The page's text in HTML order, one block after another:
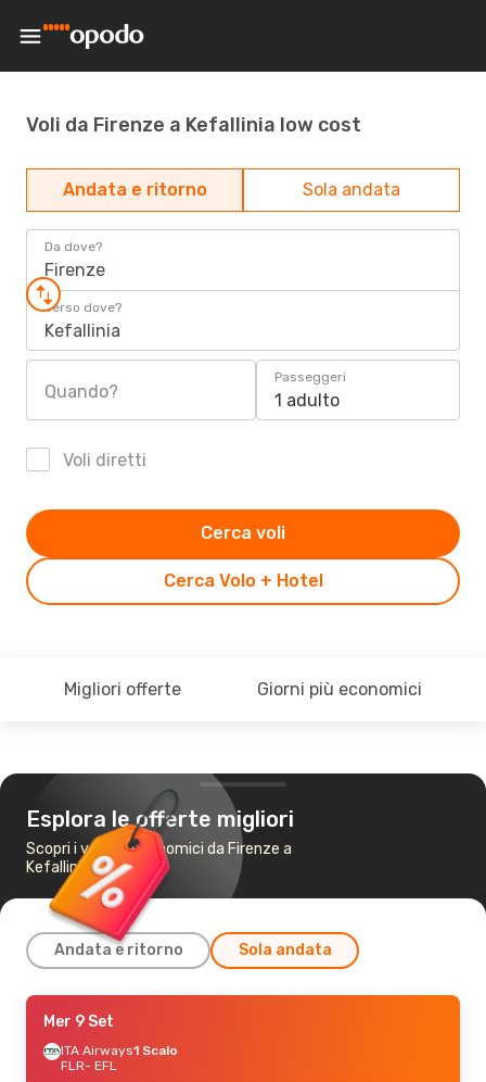
Voli da Firenze a Kefallinia low cost
Andata e ritorno Sola andata
Da dove?
Firenze
Verso dove?
Kefallinia
Quando?
Passeggeri
1 adulto
Voli diretti
Cerca Volo + Hotel
Cerca voli
Migliori offerte Giorni più economici
Esplora le offerte migliori
Scopri i voli più economici da Firenze a
Kefallinia
Andata e ritorno Sola andata
Ven 21 Ago
Lufthansa1 Scalo
FLR- EFL
Mer 9 Set
ITA Airways1 Scalo
FLR- EFL